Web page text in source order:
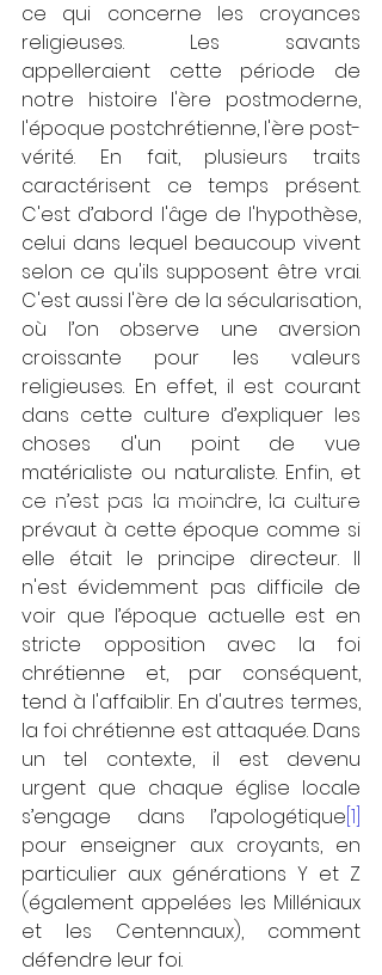
ce qui concerne les croyances
religieuses. Les savants
appelleraient cette période de
notre histoire l'ère postmoderne,
l'époque postchrétienne, l'ère post-
vérité. En fait, plusieurs traits
caractérisent ce temps présent.
C'est d’abord l'âge de l'hypothèse,
celui dans lequel beaucoup vivent
selon ce qu'ils supposent être vrai.
C'est aussi l'ère de la sécularisation,
où l’on observe une aversion
croissante pour les valeurs
religieuses. En effet, il est courant
dans cette culture d’expliquer les
choses d'un point de vue
matérialiste ou naturaliste. Enfin, et
ce n’est pas la moindre, la culture
prévaut à cette époque comme si
elle était le principe directeur. Il
n'est évidemment pas difficile de
voir que l’époque actuelle est en
stricte opposition avec la foi
chrétienne et, par conséquent,
tend à l'affaiblir. En d'autres termes,
la foi chrétienne est attaquée. Dans
un tel contexte, il est devenu
urgent que chaque église locale
s’engage dans l’apologétique [1]
pour enseigner aux croyants, en
particulier aux générations Y et Z
(également appelées les Milléniaux
et les Centennaux), comment
défendre leur foi.